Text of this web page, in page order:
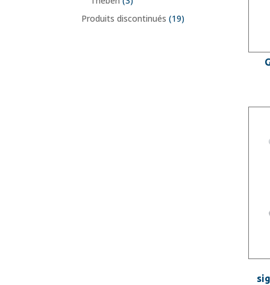
Produits discontinués (19)